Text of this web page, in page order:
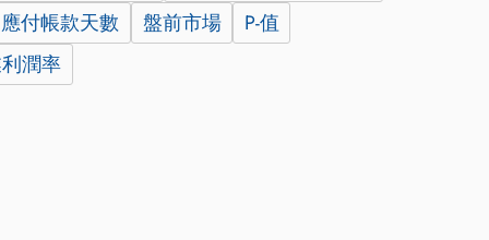
應付帳款天數 盤前市場
P-值
潤率